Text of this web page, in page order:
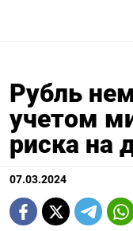
Рубль
учетом
риска на
07.03.2024